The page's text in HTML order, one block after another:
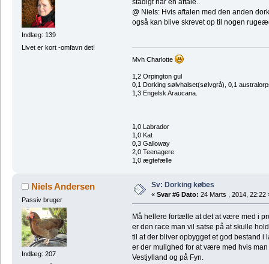
Indlæg: 139
Livet er kort -omfavn det!
@ Niels: Hvis aftalen med den anden
også kan blive skrevet op til nogen
Mvh Charlotte
1,2 Orpington gul
0,1 Dorking sølvhalset(sølvgrå), 0,1
1,3 Engelsk Araucana.
1,0 Labrador
1,0 Kat
0,3 Galloway
2,0 Teenagere
1,0 ægtefælle
Niels Andersen
Passiv bruger
Indlæg: 207
Sv: Dorking købes
« Svar #6 Dato: 24 Marts , 2014, 22:22
Må hellere fortælle at det at være med i
er den race man vil satse på at skulle
til at der bliver opbygget et god bestand
er der mulighed for at være med hvis
Vestjylland og på Fyn.